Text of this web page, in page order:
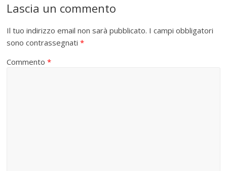
Lascia un commento
Il tuo indirizzo email non sarà pubblicato. I campi obbligatori
sono contrassegnati*
Commento*